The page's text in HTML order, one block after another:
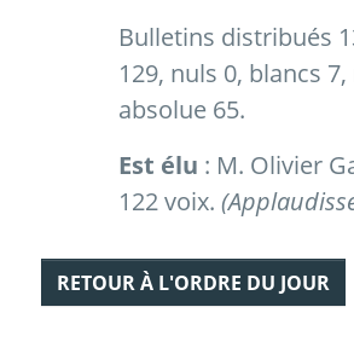
Bulletins distribués
129, nuls 0, blancs
absolue 65.
Est élu : M. Olivier
122 voix.
RETOUR À L'ORDRE DU JOUR